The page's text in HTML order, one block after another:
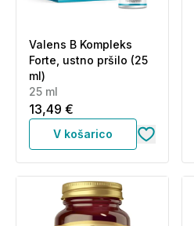
Valens B Kompleks
Forte, ustno pršilo (25
ml)
25 ml
13,49 €
V košarico